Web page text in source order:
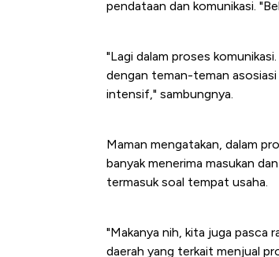
pendataan dan komunikasi.
"Lagi dalam proses
dengan teman-teman
intensif," sambungnya.
Maman mengatakan, dalam
banyak menerima masukan
termasuk soal tempat usaha.
"Makanya nih, kita juga pasca
daerah yang terkait menjual